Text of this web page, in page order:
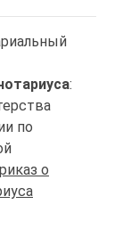
:
по
о